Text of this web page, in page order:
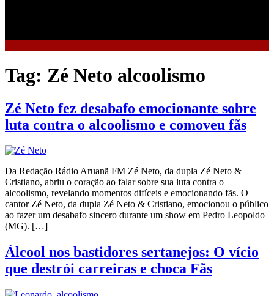
Tag: Zé Neto alcoolismo
Zé Neto fez desabafo emocionante sobre
luta contra o alcoolismo e comoveu fãs
Da Redação Rádio Aruanã FM Zé Neto, da dupla Zé Neto &
Cristiano, abriu o coração ao falar sobre sua luta contra o
alcoolismo, revelando momentos difíceis e emocionando fãs. O
cantor Zé Neto, da dupla Zé Neto & Cristiano, emocionou o público
ao fazer um desabafo sincero durante um show em Pedro Leopoldo
(MG). […]
Álcool nos bastidores sertanejos: O vício
que destrói carreiras e choca Fãs